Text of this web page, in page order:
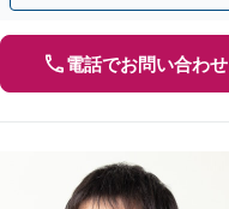
電話でお問い合わせ